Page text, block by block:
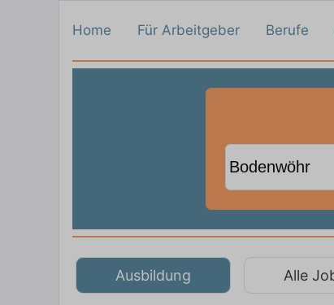
Home Für Arbeitgeber Berufe
Ausbildung Alle